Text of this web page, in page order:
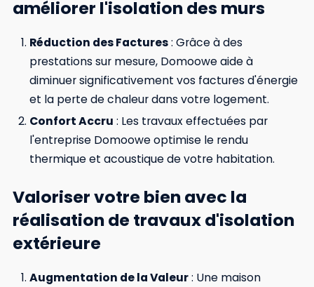
améliorer l'isolation des murs
Réduction des Factures: Grâce à des
prestations sur mesure, Domoowe aide à
diminuer significativement vos factures d'énergie
et la perte de chaleur dans votre logement.
Confort Accru : Les travaux effectuées par
l'entreprise Domoowe optimise le rendu
thermique et acoustique de votre habitation.
Valoriser votre bien avec la
réalisation de travaux d'isolation
extérieure
Augmentation de la Valeur: Une maison